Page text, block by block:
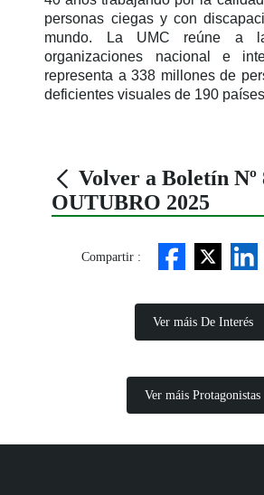
personas ciegas y con
mundo. La UMC reúne a
organizaciones nacional e
representa a 338 millones de
deficientes visuales de 190
Volver a Boletín Nº
OUTUBRO 2025
Compartir :
Ver máis De Interés
Ver máis Protagonistas